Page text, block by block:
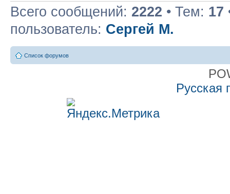
Всего сообщений: 2222 • Тем: 17
пользователь: Сергей М.
Список форумов
Русская